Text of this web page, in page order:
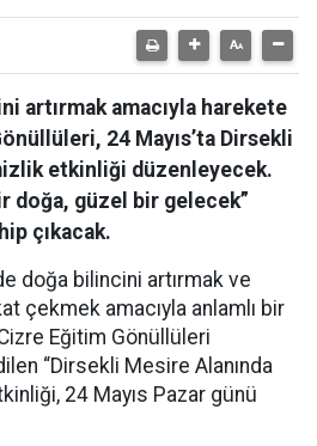
artırmak amacıyla harekete
24 Mayıs’ta Dirsekli
etkinliği düzenleyecek.
doğa, güzel bir gelecek”
çıkacak.
doğa bilincini artırmak ve
çekmek amacıyla anlamlı bir
Eğitim Gönüllüleri
“Dirsekli Mesire Alanında
24 Mayıs Pazar günü